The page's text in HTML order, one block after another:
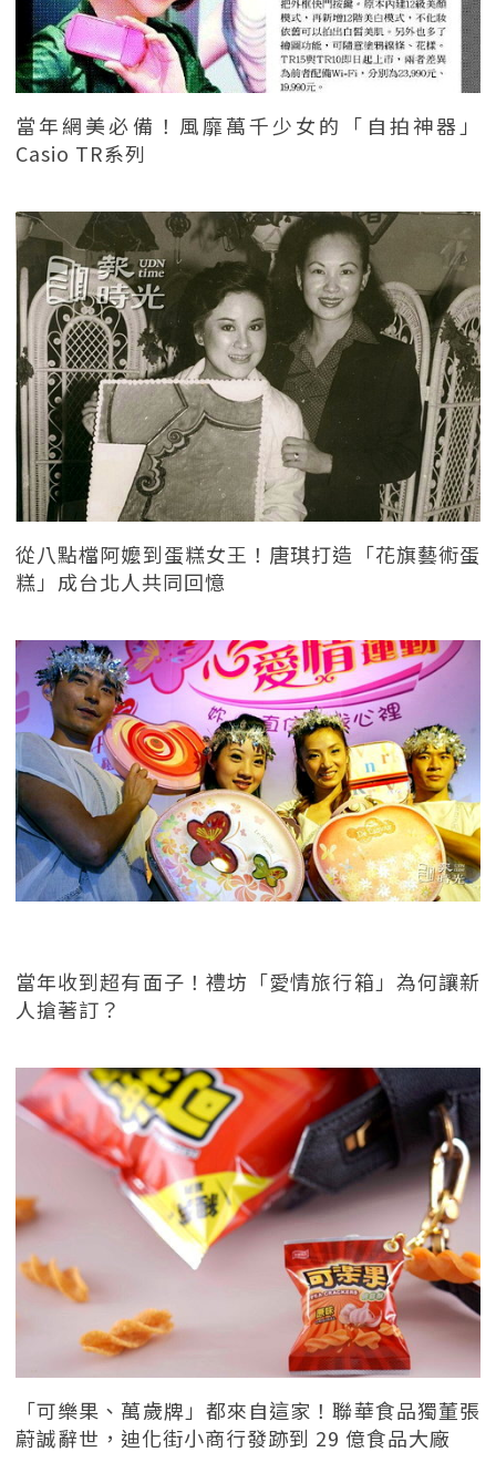
當年網美必備！風靡萬千少女的「自拍神器」
Casio TR系列
從八點檔阿嬤到蛋糕女王！唐琪打造「花旗藝術蛋
糕」成台北人共同回憶
當年收到超有面子！禮坊「愛情旅行箱」為何讓新
人搶著訂？
「可樂果、萬歲牌」都來自這家！聯華食品獨董張
蔚誠辭世，迪化街小商行發跡到 29 億食品大廠